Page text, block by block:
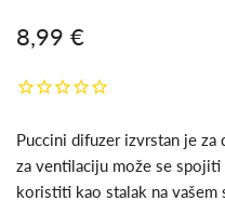
Snižena
Redovna
8,99 €
Puccini difuzer izvrstan je
za ventilaciju može se
koristiti kao stalak na vašem